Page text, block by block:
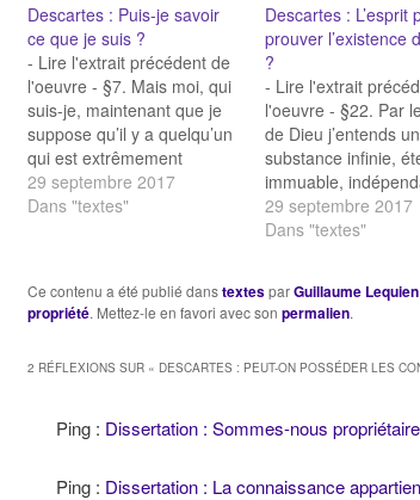
Descartes : Puis-je savoir
ce que je suis ?
- Lire l'extrait précédent de
l'oeuvre - §7. Mais moi, qui
suis-je, maintenant que je
suppose qu’il y a quelqu’un
qui est extrêmement
puissant et, si je l’ose dire,
malicieux et rusé, qui
d’avoir la moindre…
29 septembre 2017
Dans "textes"
Descartes : L’esprit
prouver l’existence
?
- Lire l'extrait
l'oeuvre - §22. Par
de Dieu j’entends
substance infinie,
immuable,
toute connaissante,
puissante, et par
est vrai qu’il y en ait
existent) ont été
29 septembre 2017
Dans "textes"
Ce contenu a été publié danstextesparGuillaume Lequien
propriété. Mettez-le en favori avec son permalien.
2 RÉFLEXIONS SUR « DESCARTES : PEUT-ON POSSÉDER LES
Ping : Dissertation : Sommes-nous
Ping : Dissertation : La connaissance